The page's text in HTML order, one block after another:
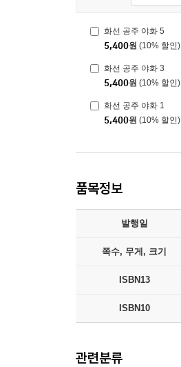
화선 공주 야화 5
5,400원 (10% 할인)
화선 공주 야화 3
5,400원 (10% 할인)
화선 공주 야화 1
5,400원 (10% 할인)
품목정보
발행일
쪽수, 무게, 크기
ISBN13
ISBN10
관련분류